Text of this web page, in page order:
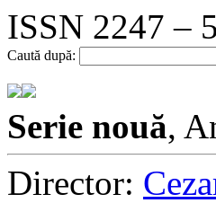
ISSN 2247 –
Caută după:
Serie nouă,
Director: